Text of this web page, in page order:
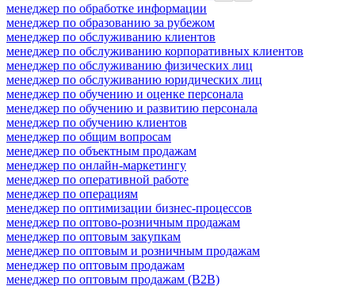
менеджер по обработке информации
менеджер по образованию за рубежом
менеджер по обслуживанию клиентов
менеджер по обслуживанию корпоративных клиентов
менеджер по обслуживанию физических лиц
менеджер по обслуживанию юридических лиц
менеджер по обучению и оценке персонала
менеджер по обучению и развитию персонала
менеджер по обучению клиентов
менеджер по общим вопросам
менеджер по объектным продажам
менеджер по онлайн-маркетингу
менеджер по оперативной работе
менеджер по операциям
менеджер по оптимизации бизнес-процессов
менеджер по оптово-розничным продажам
менеджер по оптовым закупкам
менеджер по оптовым и розничным продажам
менеджер по оптовым продажам
менеджер по оптовым продажам (B2B)